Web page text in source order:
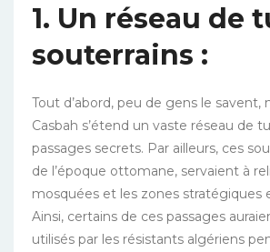
1. Un réseau de
souterrains :
Tout d’abord, peu de gens le savent,
Casbah s’étend un vaste réseau de
passages secrets. Par ailleurs, ces
de l’époque ottomane, servaient à
mosquées et les zones stratégiques
Ainsi, certains de ces passages
utilisés par les résistants algériens